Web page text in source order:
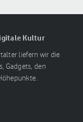
Kultur
liefern wir die
Gadgets, den